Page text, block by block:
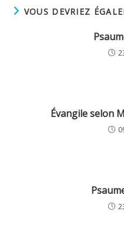
VOUS DEVRIEZ
Évangile selon